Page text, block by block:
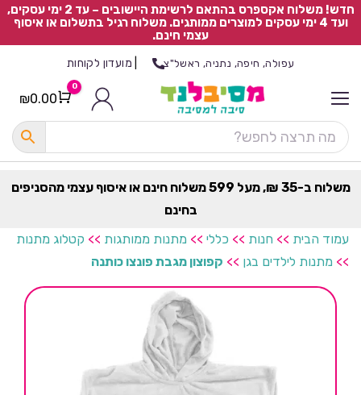
חדש! משלוח אקספרס בהתאם לרשימת היישובים – עד 2 ימי עסקים,
ועד 4 ימי עסקים למוצרים ממותגים. משלוח רגיל בתשלום או איסוף
עצמי חינם.
עפולה, חיפה, נתניה, ראשל"צ מועדון לקוחות
Cart
0
₪0.00
משלוח ב-35 ₪, מעל 599 משלוח חינם או איסוף עצמי מהסניפים
בחינם
עמוד הבית >> חנות >> כללי >> מתנות ממותגות >> קטלוג מתנות
>> מתנות לילדים בגן >> קפוצון מגבת פונצו כותנה